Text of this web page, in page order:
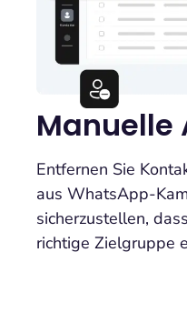
Manuelle
Entfernen Sie
aus WhatsApp-
sicherzustellen,
richtige Zielgruppe